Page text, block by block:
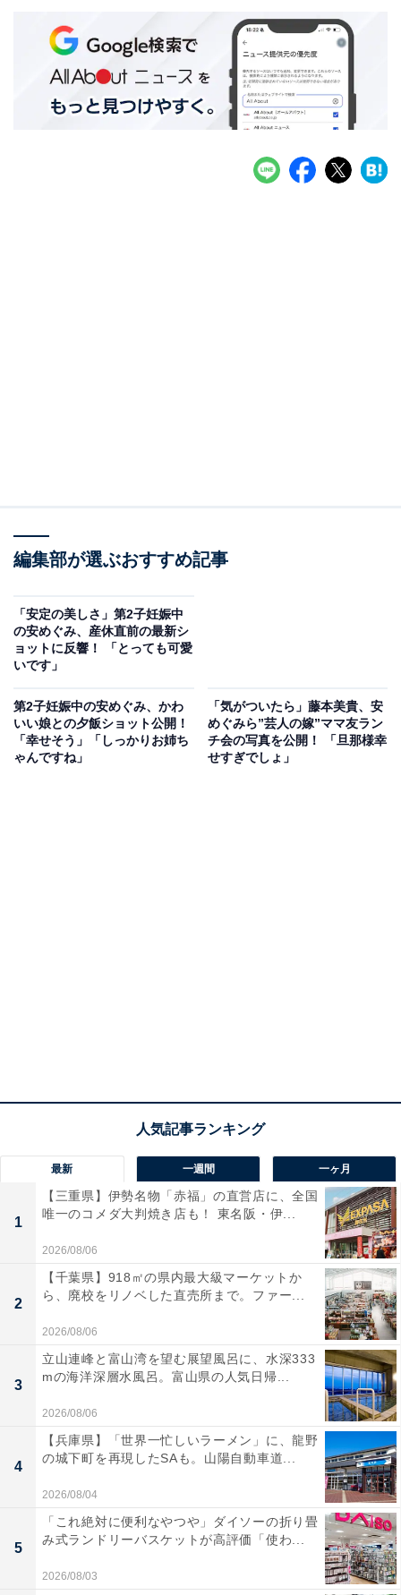
編集部が選ぶおすすめ記事
「安定の美しさ」第2子妊娠中
の安めぐみ、産休直前の最新シ
ョットに反響！ 「とっても可愛
いです」
第2子妊娠中の安めぐみ、かわ
いい娘との夕飯ショット公開！
「幸せそう」「しっかりお姉ち
ゃんですね」
「気がついたら」藤本美貴、安
めぐみら”芸人の嫁”ママ友ラン
チ会の写真を公開！ 「旦那様幸
せすぎでしょ」
最新 一週間 一ヶ月
1
【三重県】伊勢名物「赤福」の直営店に、全国
唯一のコメダ大判焼き店も！ 東名阪・伊...
2026/08/06
2
【千葉県】918㎡の県内最大級マーケットか
ら、廃校をリノベした直売所まで。ファー...
2026/08/06
3
立山連峰と富山湾を望む展望風呂に、水深333
mの海洋深層水風呂。富山県の人気日帰...
2026/08/06
4
【兵庫県】「世界一忙しいラーメン」に、龍野
の城下町を再現したSAも。山陽自動車道...
2026/08/04
5
「これ絶対に便利なやつや」ダイソーの折り畳
み式ランドリーバスケットが高評価「使わ...
2026/08/03